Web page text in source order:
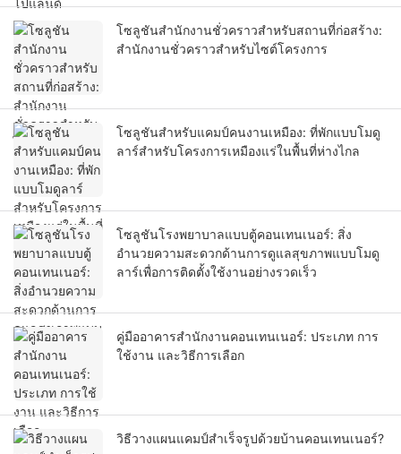
โซลูชันสำนักงานชั่วคราวสำหรับสถานที่ก่อสร้าง:
สำนักงานชั่วคราวสำหรับไซต์โครงการ
โซลูชันสำหรับแคมป์คนงานเหมือง: ที่พักแบบโมดู
ลาร์สำหรับโครงการเหมืองแร่ในพื้นที่ห่างไกล
โซลูชันโรงพยาบาลแบบตู้คอนเทนเนอร์: สิ่ง
อำนวยความสะดวกด้านการดูแลสุขภาพแบบโมดู
ลาร์เพื่อการติดตั้งใช้งานอย่างรวดเร็ว
คู่มืออาคารสำนักงานคอนเทนเนอร์: ประเภท การ
ใช้งาน และวิธีการเลือก
วิธีวางแผนแคมป์สำเร็จรูปด้วยบ้านคอนเทนเนอร์?